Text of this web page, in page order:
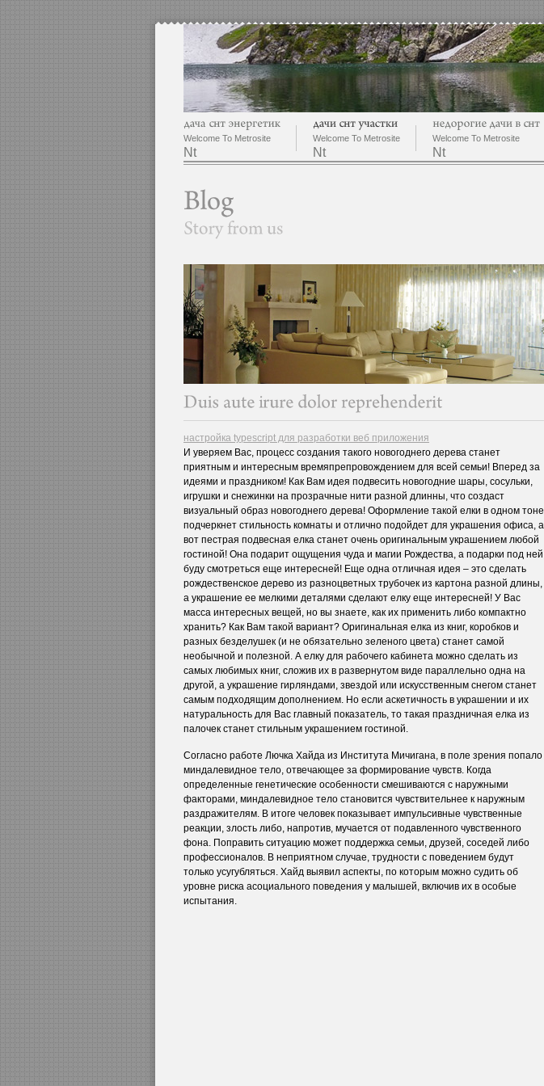
Welcome To Metrosite
Nt
Welcome To Metrosite
Nt
Welcome To Metrosite
Nt
настройка typescript для разработки веб приложения
И уверяем Вас, процесс создания такого новогоднего дерева станет
приятным и интересным времяпрепровождением для всей семьи! Вперед за
идеями и праздником! Как Вам идея подвесить новогодние шары, сосульки,
игрушки и снежинки на прозрачные нити разной длинны, что создаст
визуальный образ новогоднего дерева! Оформление такой елки в одном тоне
подчеркнет стильность комнаты и отлично подойдет для украшения офиса, а
вот пестрая подвесная елка станет очень оригинальным украшением любой
гостиной! Она подарит ощущения чуда и магии Рождества, а подарки под ней
буду смотреться еще интересней! Еще одна отличная идея – это сделать
рождественское дерево из разноцветных трубочек из картона разной длины,
а украшение ее мелкими деталями сделают елку еще интересней! У Вас
масса интересных вещей, но вы знаете, как их применить либо компактно
хранить? Как Вам такой вариант? Оригинальная елка из книг, коробков и
разных безделушек (и не обязательно зеленого цвета) станет самой
необычной и полезной. А елку для рабочего кабинета можно сделать из
самых любимых книг, сложив их в развернутом виде параллельно одна на
другой, а украшение гирляндами, звездой или искусственным снегом станет
самым подходящим дополнением. Но если аскетичность в украшении и их
натуральность для Вас главный показатель, то такая праздничная елка из
палочек станет стильным украшением гостиной.
Согласно работе Лючка Хайда из Института Мичигана, в поле зрения попало
миндалевидное тело, отвечающее за формирование чувств. Когда
определенные генетические особенности смешиваются с наружными
факторами, миндалевидное тело становится чувствительнее к наружным
раздражителям. В итоге человек показывает импульсивные чувственные
реакции, злость либо, напротив, мучается от подавленного чувственного
фона. Поправить ситуацию может поддержка семьи, друзей, соседей либо
профессионалов. В неприятном случае, трудности с поведением будут
только усугубляться. Хайд выявил аспекты, по которым можно судить об
уровне риска асоциального поведения у малышей, включив их в особые
испытания.